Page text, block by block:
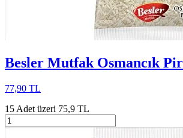
Besler Mutfak Osmancık
77,90 TL
15 Adet üzeri 75,9 TL